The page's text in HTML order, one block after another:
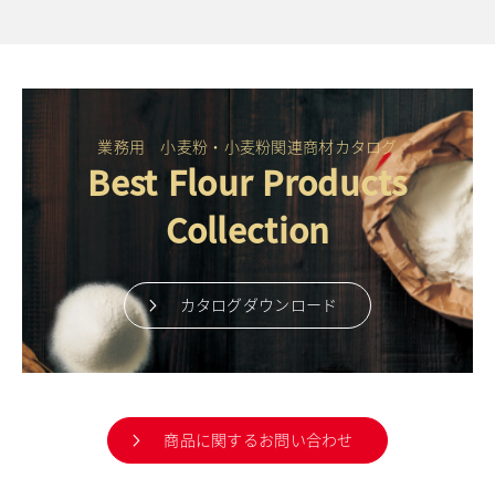
業務用 小麦粉・小麦粉関連商材カタログ
Best Flour Products
Collection
カタログダウンロード
商品に関するお問い合わせ